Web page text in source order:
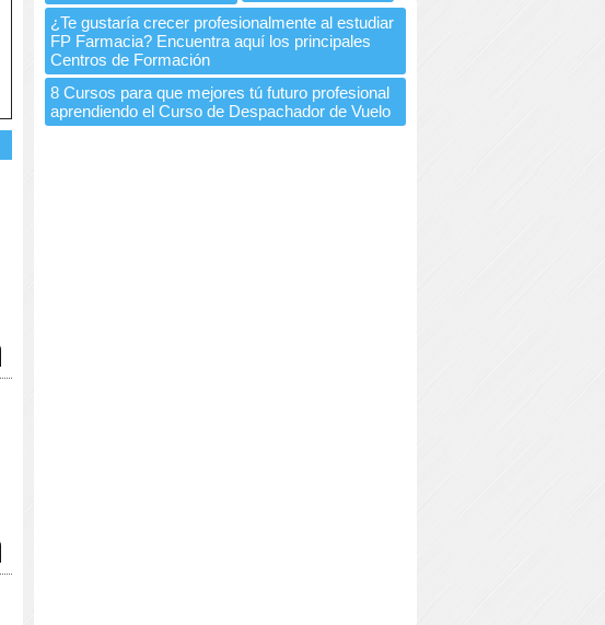
¿Te gustaría crecer profesionalmente al estudiar
FP Farmacia? Encuentra aquí los principales
Centros de Formación
8 Cursos para que mejores tú futuro profesional
aprendiendo el Curso de Despachador de Vuelo